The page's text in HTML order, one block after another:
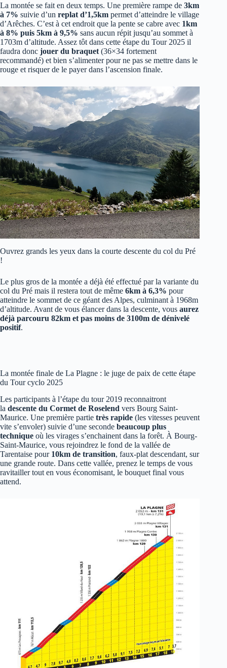
La montée se fait en deux temps. Une première rampe de 3km
à 7% suivie d’un replat d’1,5km permet d’atteindre le village
d’Arêches. C’est à cet endroit que la pente se cabre avec 1km
à 8% puis 5km à 9,5% sans aucun répit jusqu’au sommet à
1703m d’altitude. Assez tôt dans cette étape du Tour 2025 il
faudra donc jouer du braquet (36×34 fortement
recommandé) et bien s’alimenter pour ne pas se mettre dans le
rouge et risquer de le payer dans l’ascension finale.
Ouvrez grands les yeux dans la courte descente du col du Pré
!
Le plus gros de la montée a déjà été effectué par la variante du
col du Pré mais il restera tout de même 6km à 6,3% pour
atteindre le sommet de ce géant des Alpes, culminant à 1968m
d’altitude. Avant de vous élancer dans la descente, vous aurez
déjà parcouru 82km et pas moins de 3100m de dénivelé
positif.
La montée finale de La Plagne : le juge de paix de cette étape
du Tour cyclo 2025
Les participants à l’étape du tour 2019 reconnaitront
la descente du Cormet de Roselend vers Bourg Saint-
Maurice. Une première partie très rapide (les vitesses peuvent
vite s’envoler) suivie d’une seconde beaucoup plus
technique où les virages s’enchainent dans la forêt. À Bourg-
Saint-Maurice, vous rejoindrez le fond de la vallée de
Tarentaise pour 10km de transition, faux-plat descendant, sur
une grande route. Dans cette vallée, prenez le temps de vous
ravitailler tout en vous économisant, le bouquet final vous
attend.